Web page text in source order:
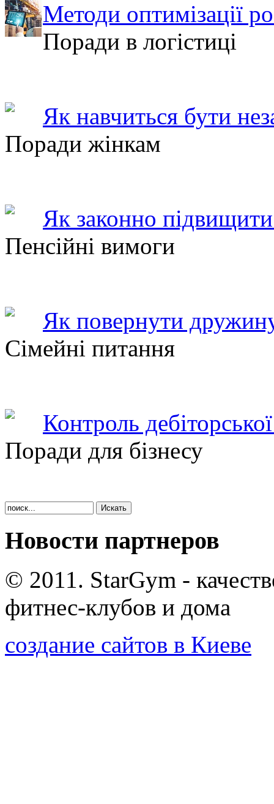
Методи оптимізації
Поради в логістиці
Як навчиться бути
Поради жінкам
Як законно підвищити
Пенсійні вимоги
Як повернути
Сімейні питання
Контроль
Поради для бізнесу
Новости партнеров
© 2011. StarGym -
фитнес-клубов и дома
создание сайтов в Киеве